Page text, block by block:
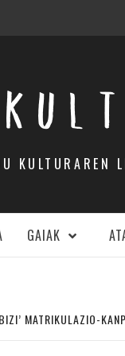
KULTURAREN
GAIAK
MATRIKULAZIO-